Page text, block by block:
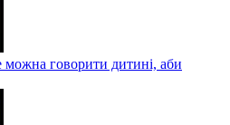
говорити дитині, аби